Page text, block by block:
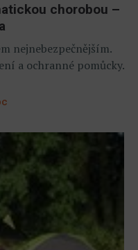
chorobou –
nejnebezpečnějším.
a ochranné pomůcky.